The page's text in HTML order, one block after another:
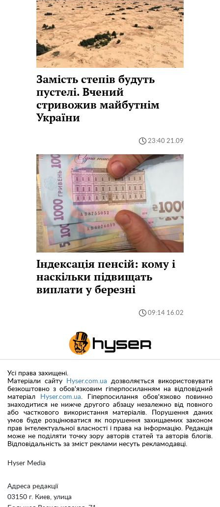
Замість степів будуть
пустелі. Вчений
стривожив майбутнім
України
23:40 21.09
Індексація пенсій: кому і
наскільки підвищать
виплати у березні
09:14 16.02
Hyser Media
Адреса редакції
03150 г. Киев, улица
Усі права захищені.
Матеріали сайту
Hyser.com.ua дозволяється використовувати
безкоштовно з обов'язковим гіперпосиланням на відповідний
матеріал
Hyser.com.ua. Гіперпосилання обов'язково повинно
знаходитися не нижче другого абзацу незалежно від повного
або часткового використання матеріалів. Порушення даних
умов буде розцінюватися як порушення захищаемих законом
прав інтелектуальної власності і права на інформацію. Редакція
може не поділяти точку зору авторів статей та авторів блогів.
Відповідальність за зміст реклами несуть рекламодавці.